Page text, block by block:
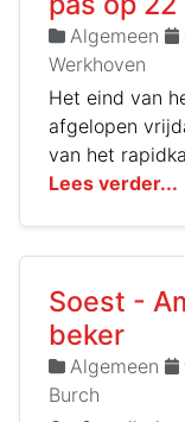
Algemeen
Werkhoven
Het eind van
afgelopen
van het
Lees verder...
Soest -
beker
Algemeen
Burch